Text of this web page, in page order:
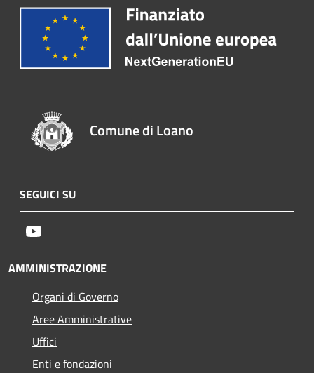
Comune di Loano
SEGUICI SU
AMMINISTRAZIONE
Organi di Governo
Aree Amministrative
Uffici
Enti e fondazioni